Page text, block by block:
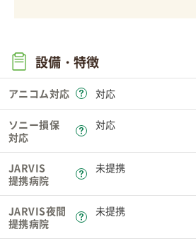
設備・特徴
アニコム対応 対応
ソニー損保
対応
対応
JARVIS
提携病院
未提携
JARVIS夜間
提携病院
未提携